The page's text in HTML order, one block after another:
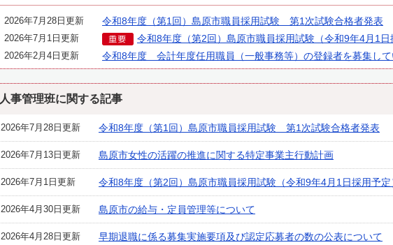
2026年7月28日更新 令和8年度（第1回）島原市職員採用試験 第1次試験合格者発表
2026年7月1日更新 令和8年度（第2回）島原市職員採用試験（令和9年4月1日
2026年2月4日更新 令和8年度 会計年度任用職員（一般事務等）の登録者を募集して
人事管理班に関する記事
2026年7月28日更新 令和8年度（第1回）島原市職員採用試験 第1次試験合格者発表
2026年7月13日更新 島原市女性の活躍の推進に関する特定事業主行動計画
2026年7月1日更新 令和8年度（第2回）島原市職員採用試験（令和9年4月1日採用予定
2026年4月30日更新 島原市の給与・定員管理等について
2026年4月28日更新 早期退職に係る募集実施要項及び認定応募者の数の公表について